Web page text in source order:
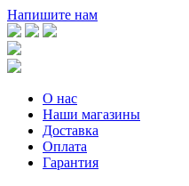
Напишите нам
О нас
Наши магазины
Доставка
Оплата
Гарантия